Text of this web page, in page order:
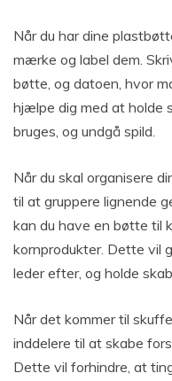
Når du har dine
mærke og label dem.
bøtte, og datoen, hvor
hjælpe dig med at holde
bruges, og undgå spild.
Når du skal organisere
til at gruppere lignende
kan du have en bøtte til
kornprodukter. Dette vil
leder efter, og holde
Når det kommer til
inddelere til at skabe
Dette vil forhindre, at